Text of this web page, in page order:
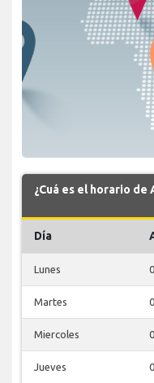
¿Cuá es el horario
Día
Lunes
Martes
Miercoles
Jueves